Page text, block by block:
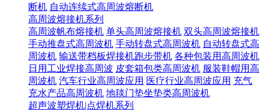
断机 自动连续式高周波熔断机
高周波熔接机系列
高周波帆布熔接机 单头高周波熔接机 双头高周波熔接机
手动推盘式高周波机 手动转盘式高周波机 自动转盘式高
周波机 输送带档板焊接机跑步带机 各种包装用高周波机
日用工业焊接高周波 皮套箱包类高周波机 服装鞋帽用高
周波机 汽车行业高周波应用 医疗行业高周波应用 充气
充水产品高周波机 地毯门垫坐垫类高周波机
超声波塑焊机|点焊机系列